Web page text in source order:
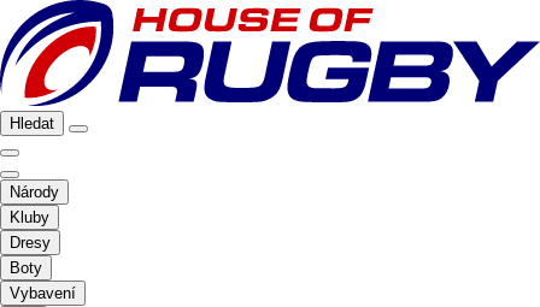
Hledat
Národy
Kluby
Dresy
Boty
Vybavení